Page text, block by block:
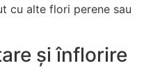
cu alte flori perene sau
și înflorire